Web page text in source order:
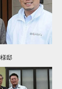
I様邸